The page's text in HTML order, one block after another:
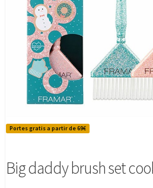
Portes gratis a partir de 69€
Big daddy brush set